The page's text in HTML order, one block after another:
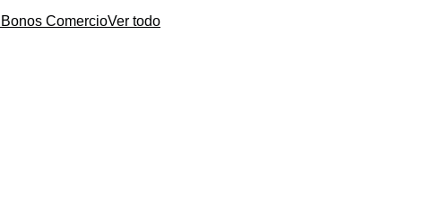
Bonos ComercioVer todo